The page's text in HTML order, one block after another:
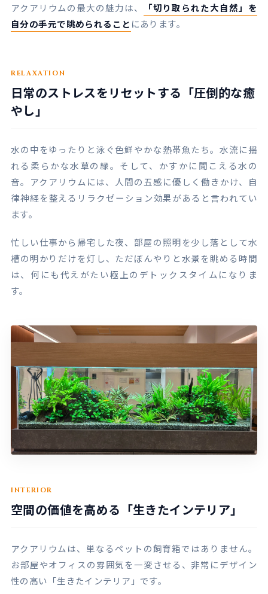
アクアリウムの最大の魅力は、
「切り取られた大自然」を
自分の手元で眺められること にあります。
RELAXATION
日常のストレスをリセットする「圧倒的な癒
やし」
水の中をゆったりと泳ぐ色鮮やかな熱帯魚たち。水流に揺
れる柔らかな水草の緑。そして、かすかに聞こえる水の
音。アクアリウムには、人間の五感に優しく働きかけ、自
律神経を整えるリラクゼーション効果があると言われてい
ます。
忙しい仕事から帰宅した夜、部屋の照明を少し落として水
槽の明かりだけを灯し、ただぼんやりと水景を眺める時間
は、何にも代えがたい極上のデトックスタイムになりま
す。
INTERIOR
空間の価値を高める「生きたインテリア」
アクアリウムは、単なるペットの飼育箱ではありません。
お部屋やオフィスの雰囲気を一変させる、非常にデザイン
性の高い「生きたインテリア」です。